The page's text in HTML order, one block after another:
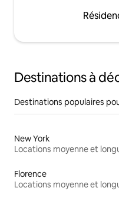
Destinations à
Destinations populaires
New York
Florence